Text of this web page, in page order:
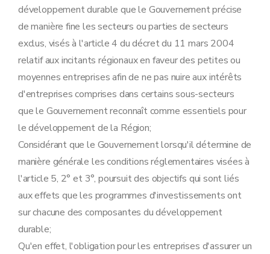
développement durable que le Gouvernement précise
de manière fine les secteurs ou parties de secteurs
exclus, visés à l'article 4 du décret du 11 mars 2004
relatif aux incitants régionaux en faveur des petites ou
moyennes entreprises afin de ne pas nuire aux intérêts
d'entreprises comprises dans certains sous-secteurs
que le Gouvernement reconnaît comme essentiels pour
le développement de la Région;
Considérant que le Gouvernement lorsqu'il détermine de
manière générale les conditions réglementaires visées à
l'article 5, 2° et 3°, poursuit des objectifs qui sont liés
aux effets que les programmes d'investissements ont
sur chacune des composantes du développement
durable;
Qu'en effet, l'obligation pour les entreprises d'assurer un